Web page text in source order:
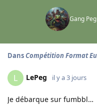
Gang
DansCompétition Format
L LePeg il y a 3 jours
Je débarque sur fumbbl…